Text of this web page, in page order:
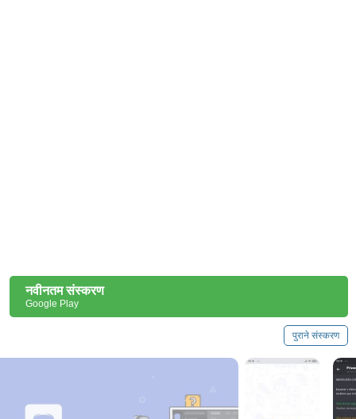
नवीनतम संस्करण
Google Play
पुराने संस्करण